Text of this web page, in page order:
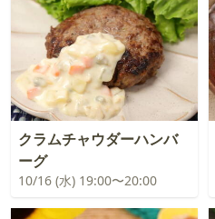
クラムチャウダーハンバ
ーグ
10/16 (水) 19:00〜20:00